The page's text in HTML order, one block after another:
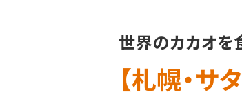
ビタミン・ミネ
世界のカカオを
【札幌・サ